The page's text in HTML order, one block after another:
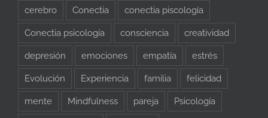
cerebro Conectia conectia piscología
Conectia psicología consciencia creatividad
depresión emociones empatía estrés
Evolución Experiencia familia felicidad
mente Mindfulness pareja Psicología